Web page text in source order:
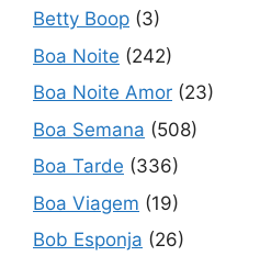
Betty Boop (3)
Boa Noite (242)
Boa Noite Amor (23)
Boa Semana (508)
Boa Tarde (336)
Boa Viagem (19)
Bob Esponja (26)